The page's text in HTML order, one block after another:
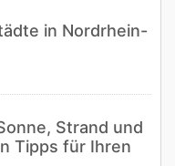
in Nordrhein-
Strand und
Tipps für Ihren